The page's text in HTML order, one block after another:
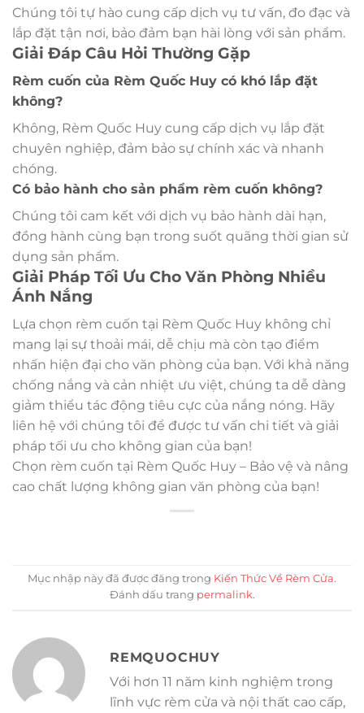
Chúng tôi tự hào cung cấp dịch vụ tư vấn, đo đạc và
lắp đặt tận nơi, bảo đảm bạn hài lòng với sản phẩm.
Giải Đáp Câu Hỏi Thường Gặp
Rèm cuốn của Rèm Quốc Huy có khó lắp đặt
không?
Không, Rèm Quốc Huy cung cấp dịch vụ lắp đặt
chuyên nghiệp, đảm bảo sự chính xác và nhanh
chóng.
Có bảo hành cho sản phẩm rèm cuốn không?
Chúng tôi cam kết với dịch vụ bảo hành dài hạn,
đồng hành cùng bạn trong suốt quãng thời gian sử
dụng sản phẩm.
Giải Pháp Tối Ưu Cho Văn Phòng Nhiều
Ánh Nắng
Lựa chọn rèm cuốn tại Rèm Quốc Huy không chỉ
mang lại sự thoải mái, dễ chịu mà còn tạo điểm
nhấn hiện đại cho văn phòng của bạn. Với khả năng
chống nắng và cản nhiệt ưu việt, chúng ta dễ dàng
giảm thiểu tác động tiêu cực của nắng nóng. Hãy
liên hệ với chúng tôi để được tư vấn chi tiết và giải
pháp tối ưu cho không gian của bạn!
Chọn rèm cuốn tại Rèm Quốc Huy – Bảo vệ và nâng
cao chất lượng không gian văn phòng của bạn!
Mục nhập này đã được đăng trong Kiến Thức Về Rèm Cửa.
Đánh dấu trang permalink.
REMQUOCHUY
Với hơn 11 năm kinh nghiệm trong
lĩnh vực rèm cửa và nội thất cao cấp,